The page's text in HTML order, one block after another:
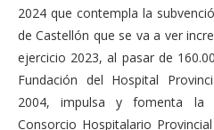
2024 que contempla la
de Castellón que se va a ver
ejercicio 2023, al pasar de
Fundación del Hospital
2004, impulsa y fomenta la
Consorcio Hospitalario